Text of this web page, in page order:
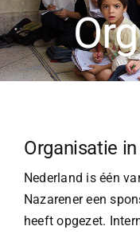
Organisatie
Nederland is één
Nazarener een
heeft opgezet.